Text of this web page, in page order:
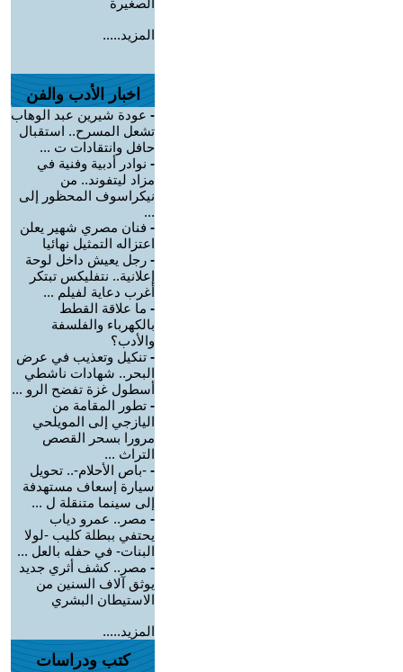
الصغيرة
المزيد.....
اخبار الأدب والفن
- عودة شيرين عبد الوهاب
تشعل المسرح.. استقبال
حافل وانتقادات ت ...
- نوادر أدبية وفنية في
مزاد ليتفوند.. من
نيكراسوف المحظور إلى
...
- فنان مصري شهير يعلن
اعتزاله التمثيل نهائيا
- رجل يعيش داخل لوحة
إعلانية.. نتفليكس تبتكر
أغرب دعاية لفيلم ...
- ما علاقة القطط
بالكهرباء والفلسفة
والأدب؟
- تنكيل وتعذيب في عرض
البحر.. شهادات ناشطي
أسطول غزة تفضح الرو ...
- تطور المقامة من
اليازجي إلى المويلحي
مرورا بسحر القصص
التراث ...
- -باص الأحلام-.. تحويل
سيارة إسعاف مستهدفة
إلى سينما متنقلة ل ...
- مصر.. عمرو دياب
يحتفي ببطلة كليب -لولا
البنات- في حفله بالعل ...
- مصر.. كشف أثري جديد
يوثق آلاف السنين من
الاستيطان البشري
المزيد.....
كتب ودراسات